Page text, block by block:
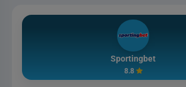
Sportingbet
8.8